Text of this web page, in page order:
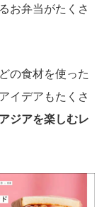
お弁当がたくさ
の食材を使った
イデアもたくさ
アジアを楽しむレ